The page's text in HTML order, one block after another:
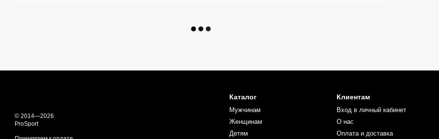
© 2014—2026
ProSport
Каталог
Мужчинам
Женщинам
Детям
Клиентам
Вход в личный кабинет
О нас
Оплата и доставка